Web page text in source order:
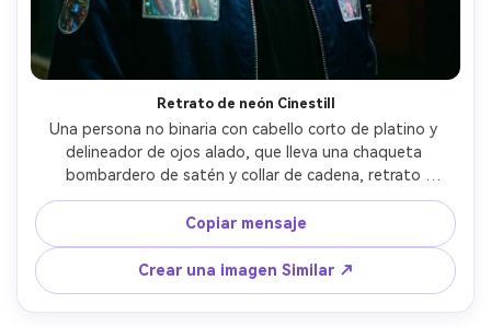
Retrato de neón Cinestill
Una persona no binaria con cabello corto de platino y
delineador de ojos alado, que lleva una chaqueta
bombardero de satén y collar de cadena, retrato
nocturno bajo señalización de neón, Cinestill 800T 35mm
look de escaneo con sombras azul, cálidas flores de
halación y texturas de grano de película, Contax T2 38mm
sensación, medio cuerpo enmarcado, clasificación de
colores cinematográficos, piel realista y caída de sombras
naturales, alta resolución, ojos agudos- -ar 4:5
Copiar mensaje
Crear una imagen Similar ↗